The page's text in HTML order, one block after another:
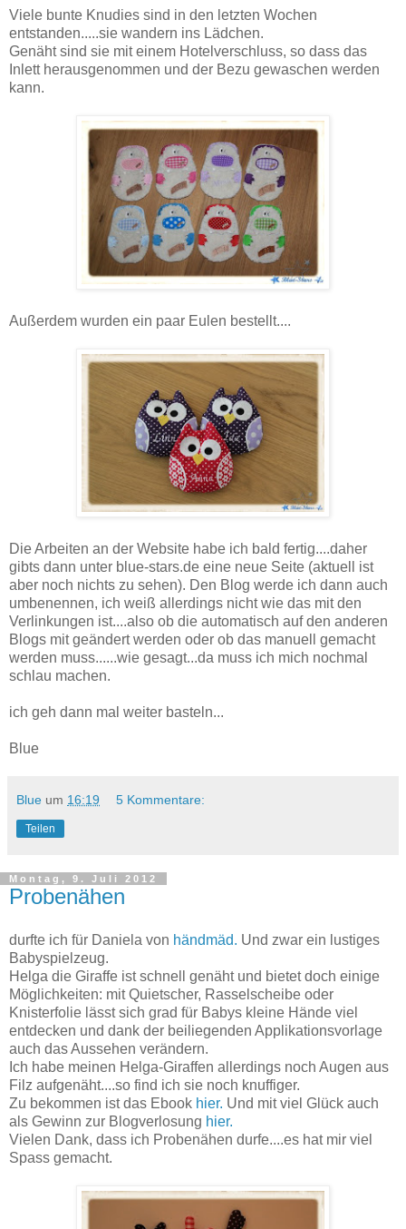
Viele bunte Knudies sind in den letzten Wochen
entstanden.....sie wandern ins Lädchen.
Genäht sind sie mit einem Hotelverschluss, so dass das
Inlett herausgenommen und der Bezu gewaschen werden
kann.
Außerdem wurden ein paar Eulen bestellt....
Die Arbeiten an der Website habe ich bald fertig....daher
gibts dann unter blue-stars.de eine neue Seite (aktuell ist
aber noch nichts zu sehen). Den Blog werde ich dann auch
umbenennen, ich weiß allerdings nicht wie das mit den
Verlinkungen ist....also ob die automatisch auf den anderen
Blogs mit geändert werden oder ob das manuell gemacht
werden muss......wie gesagt...da muss ich mich nochmal
schlau machen.
ich geh dann mal weiter basteln...
Blue
Blue um 16:19 5 Kommentare:
Teilen
Montag, 9. Juli 2012
Probenähen
durfte ich für Daniela von händmäd. Und zwar ein lustiges
Babyspielzeug.
Helga die Giraffe ist schnell genäht und bietet doch einige
Möglichkeiten: mit Quietscher, Rasselscheibe oder
Knisterfolie lässt sich grad für Babys kleine Hände viel
entdecken und dank der beiliegenden Applikationsvorlage
auch das Aussehen verändern.
Ich habe meinen Helga-Giraffen allerdings noch Augen aus
Filz aufgenäht....so find ich sie noch knuffiger.
Zu bekommen ist das Ebook hier. Und mit viel Glück auch
als Gewinn zur Blogverlosung hier.
Vielen Dank, dass ich Probenähen durfe....es hat mir viel
Spass gemacht.